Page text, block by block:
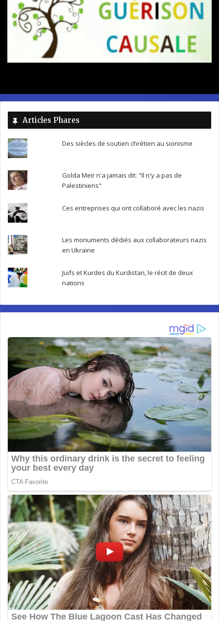
Articles Phares
Des siècles de soutien chrétien au sionisme
Golda Meir n'a jamais dit: "Il n'y a pas de
Palestiniens"
Ces entreprises qui ont collaboré avec les nazis
Les monuments dédiés aux collaborateurs nazis
en Ukraine
Juifs et Kurdes du Kurdistan, le récit de deux
nations